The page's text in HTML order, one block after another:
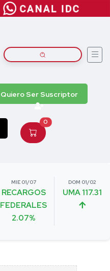
Quiero Ser Suscriptor
0
MIE 01/07
RECARGOS
FEDERALES
2.07%
DOM 01/02
UMA 117.31